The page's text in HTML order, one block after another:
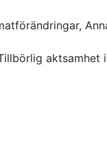
aktsamhet